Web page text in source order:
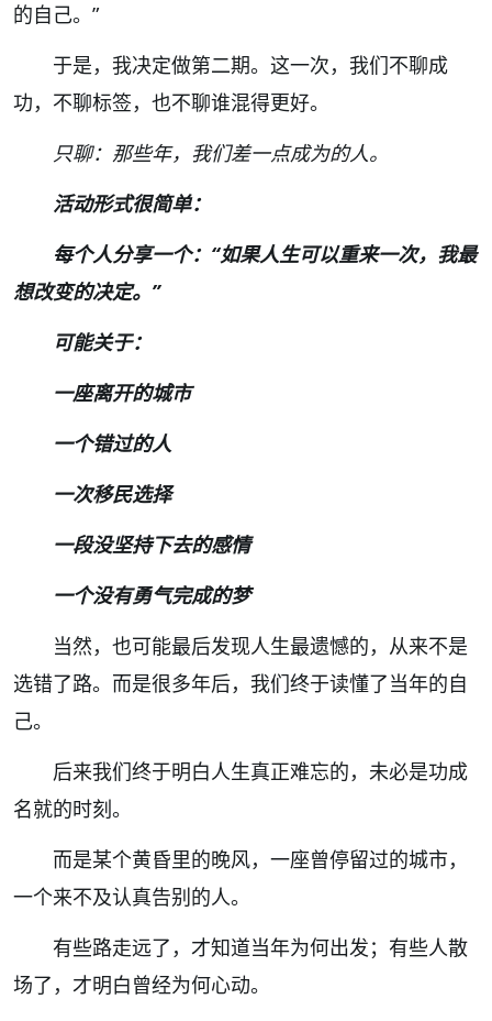
的自己。”
于是，我决定做第二期。这一次，我们不聊成
功，不聊标签，也不聊谁混得更好。
只聊：那些年，我们差一点成为的人。
活动形式很简单：
每个人分享一个：“如果人生可以重来一次，我最
想改变的决定。”
可能关于：
一座离开的城市
一个错过的人
一次移民选择
一段没坚持下去的感情
一个没有勇气完成的梦
当然，也可能最后发现人生最遗憾的，从来不是
选错了路。而是很多年后，我们终于读懂了当年的自
己。
后来我们终于明白人生真正难忘的，未必是功成
名就的时刻。
而是某个黄昏里的晚风，一座曾停留过的城市，
一个来不及认真告别的人。
有些路走远了，才知道当年为何出发；有些人散
场了，才明白曾经为何心动。